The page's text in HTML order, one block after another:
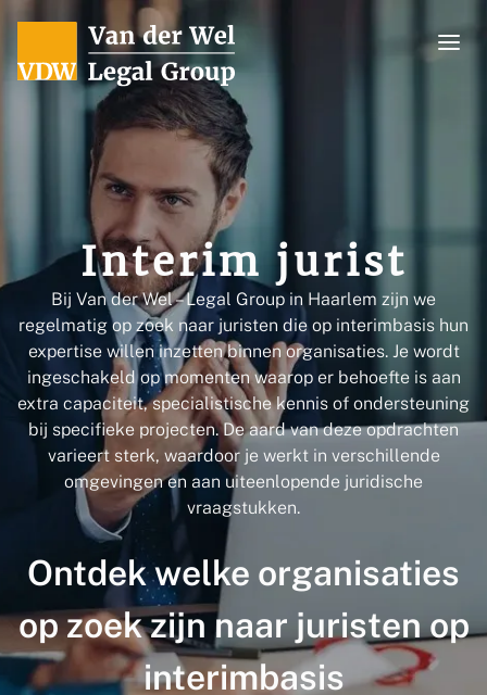
Ga naar de inhoud
Home
Voor wie?
Bedrijven
Kandidaten
Vacatures
Over ons
Werken bij
Samenwerken
Blogs
Team
Contact
Interim jurist
Bij Van der Wel – Legal Group in Haarlem zijn we
regelmatig op zoek naar juristen die op interimbasis hun
expertise willen inzetten binnen organisaties. Je wordt
ingeschakeld op momenten waarop er behoefte is aan
extra capaciteit, specialistische kennis of ondersteuning
bij specifieke projecten. De aard van deze opdrachten
varieert sterk, waardoor je werkt in verschillende
omgevingen en aan uiteenlopende juridische
vraagstukken.
Ontdek welke organisaties
op zoek zijn naar juristen op
interimbasis